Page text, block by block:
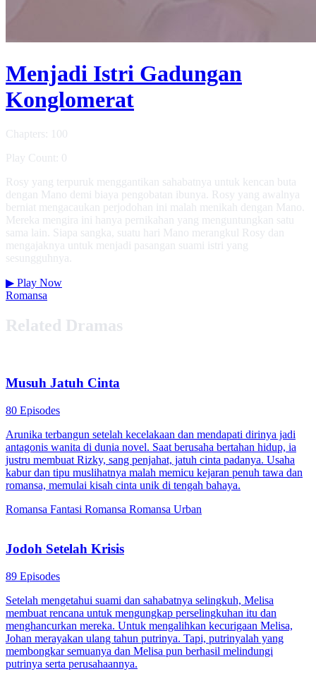
Menjadi Istri Gadungan
Konglomerat
Chapters: 100
Play Count: 0
Rosy yang terpuruk menggantikan sahabatnya untuk kencan buta
dengan Mano demi biaya pengobatan ibunya. Rosy yang awalnya
berniat mengacaukan perjodohan ini malah menikah dengan Mano.
Mereka mengira ini hanya pernikahan yang menguntungkan satu
sama lain. Siapa sangka, suatu hari Mano merangkul Rosy dan
mengajaknya untuk menjadi pasangan suami istri yang
sesungguhnya.
▶ Play Now
Romansa
Related Dramas
Musuh Jatuh Cinta
80 Episodes
Arunika terbangun setelah kecelakaan dan mendapati dirinya jadi
antagonis wanita di dunia novel. Saat berusaha bertahan hidup, ia
justru membuat Rizky, sang penjahat, jatuh cinta padanya. Usaha
kabur dan tipu muslihatnya malah memicu kejaran penuh tawa dan
romansa, memulai kisah cinta unik di tengah bahaya.
Romansa Fantasi Romansa Romansa Urban
Jodoh Setelah Krisis
89 Episodes
Setelah mengetahui suami dan sahabatnya selingkuh, Melisa
membuat rencana untuk mengungkap perselingkuhan itu dan
menghancurkan mereka. Untuk mengalihkan kecurigaan Melisa,
Johan merayakan ulang tahun putrinya. Tapi, putrinyalah yang
membongkar semuanya dan Melisa pun berhasil melindungi
putrinya serta perusahaannya.